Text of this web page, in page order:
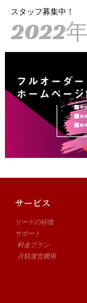
スタッフ募集中！
2022
サービス
リードの特徴
サポート
料金プラン
月額運営費用